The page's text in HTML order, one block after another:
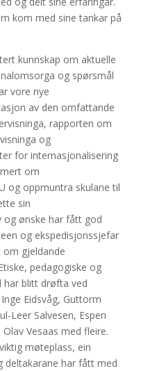
kom med sine tankar på
kunnskap om aktuelle
og spørsmål
vore nye
av den omfattande
rapporten om
og
for internasjonalisering
om
og oppmuntra skulane til
sin
og ønske har fått god
og ekspedisjonssjefar
gjeldande
pedagogiske og
har blitt drøfta ved
Eidsvåg, Guttorm
Leer Salvesen, Espen
Vesaas med fleire.
møteplass, ein
deltakarane har fått med